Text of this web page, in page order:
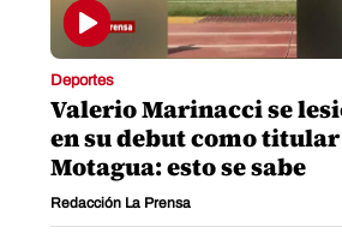
Deportes
Valerio Marinacci se
en su debut como
Motagua: esto se sabe
Redacción La Prensa